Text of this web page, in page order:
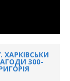
300-